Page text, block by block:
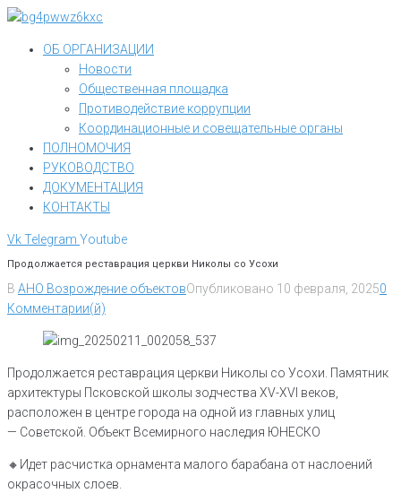
Перейти
контентуОБ ОРГАНИЗАЦИИ
Новости
Общественная площадка
Противодействие коррупции
Координационные и совещательные органы
ПОЛНОМОЧИЯ
РУКОВОДСТВО
ДОКУМЕНТАЦИЯ
КОНТАКТЫ
VkTelegram Youtube
Продолжается реставрация церкви Николы со Усохи
В АНО Возрождение объектовОпубликовано 10 февраля, 20250
Комментарии(й)
Продолжается реставрация церкви Николы со Усохи. Памятник
архитектуры Псковской школы зодчества XV-XVI веков,
расположен в центре города на одной из главных улиц
— Советской. Объект Всемирного наследия ЮНЕСКО
🔸️Идет расчистка орнамента малого барабана от наслоений
окрасочных слоев.